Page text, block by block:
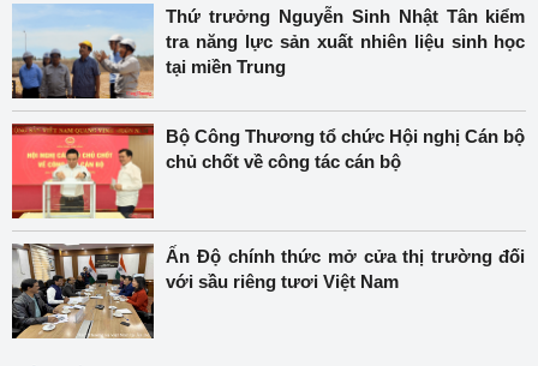
Thứ trưởng Nguyễn Sinh Nhật Tân kiểm
tra năng lực sản xuất nhiên liệu sinh học
tại miền Trung
Bộ Công Thương tổ chức Hội nghị Cán bộ
chủ chốt về công tác cán bộ
Ấn Độ chính thức mở cửa thị trường đối
với sầu riêng tươi Việt Nam